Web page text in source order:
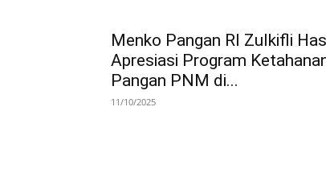
Menko Pangan RI Zulkifli
Apresiasi Program
Pangan PNM di...
11/10/2025